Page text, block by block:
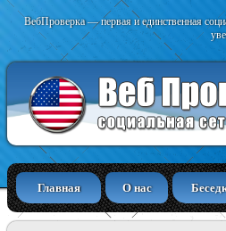
ВебПроверка — первая и единственная
Главная О нас